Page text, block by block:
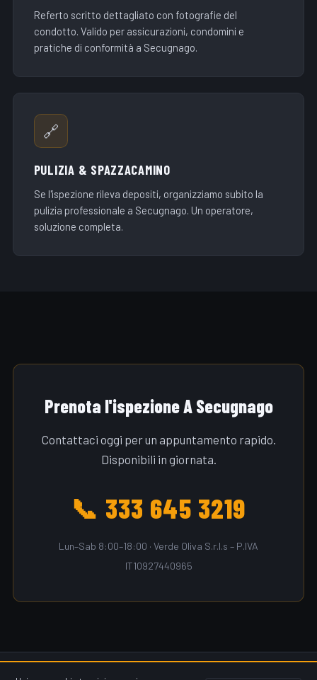
Referto scritto dettagliato con fotografie del
condotto. Valido per assicurazioni, condomini e
pratiche di conformità a Secugnago.
🔗
PULIZIA & SPAZZACAMINO
Se l'ispezione rileva depositi, organizziamo subito la
pulizia professionale a Secugnago. Un operatore,
soluzione completa.
Prenota l'ispezione A Secugnago
Contattaci oggi per un appuntamento rapido.
Disponibili in giornata.
📞 333 645 3219
Lun–Sab 8:00–18:00 · Verde Oliva S.r.l.s – P.IVA
IT10927440965